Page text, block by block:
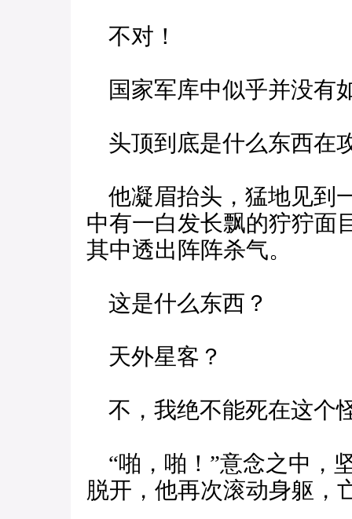
不对！
国家军库中似乎并没有
头顶到底是什么东西在
他凝眉抬头，猛地见到
中有一白发长飘的狞狞面
其中透出阵阵杀气。
这是什么东西？
天外星客？
不，我绝不能死在这个
“啪，啪！”意念之中，
脱开，他再次滚动身躯，